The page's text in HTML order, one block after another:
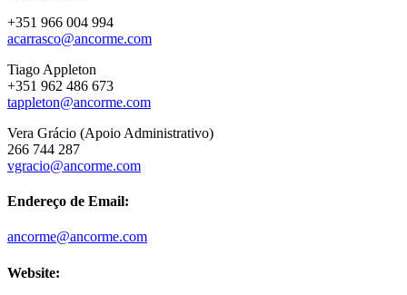
+351 966 004 994
acarrasco@ancorme.com
Tiago Appleton
+351 962 486 673
tappleton@ancorme.com
Vera Grácio (Apoio Administrativo)
266 744 287
vgracio@ancorme.com
Endereço de Email:
ancorme@ancorme.com
Website: